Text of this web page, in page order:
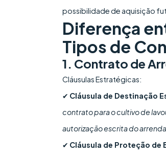
possibilidade de aquisição
Diferença
Tipos de
1. Contrato de
Cláusulas Estratégicas:
✔ Cláusula de Destinação
contrato para o cultivo de
autorização escrita do
✔ Cláusula de Proteção de